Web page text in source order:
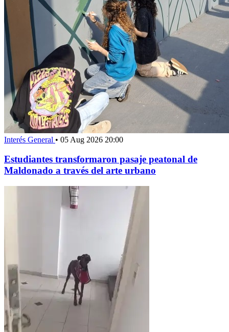
Interés General • 05 Aug 2026 20:00
Estudiantes transformaron pasaje peatonal de
Maldonado a través del arte urbano